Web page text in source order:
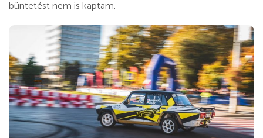
büntetést nem is kaptam.